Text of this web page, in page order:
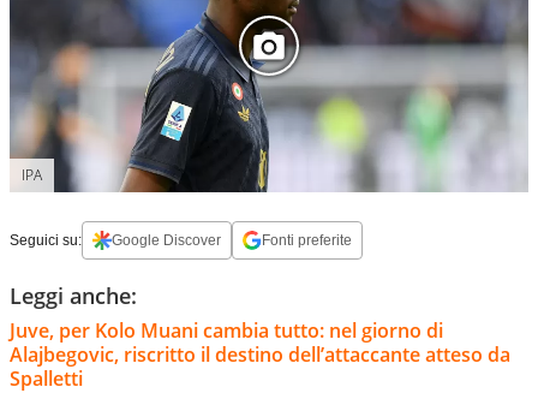
IPA
Seguici su: Google Discover Fonti preferite
Leggi anche:
Juve, per Kolo Muani cambia tutto: nel giorno di
Alajbegovic, riscritto il destino dell’attaccante atteso da
Spalletti